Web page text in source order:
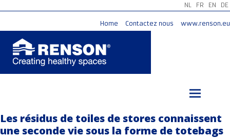
NL FR EN DE
Home Contactez nous www.renson.eu
Les résidus de toiles de stores connaissent
une seconde vie sous la forme de totebags